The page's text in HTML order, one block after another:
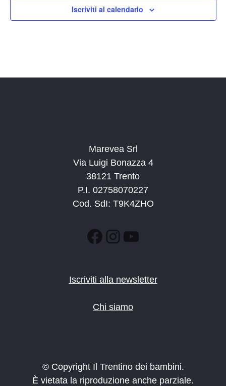
Iscriviti al calendario
Marevea Srl
Via Luigi Bonazza 4
38121 Trento
P.I. 02758070227
Cod. SdI: T9K4ZHO
Facebook
Instagram
YouTube
Iscriviti alla newsletter
Chi siamo
© Copyright Il Trentino dei bambini.
È vietata la riproduzione anche parziale.